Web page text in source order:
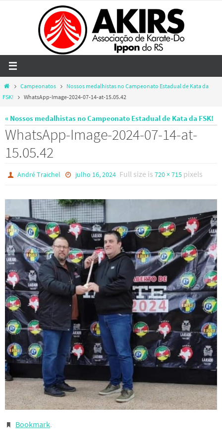
HomeCampeonatos
Nossos medalhistas no Campeonato Estadual de Kata da
FSK!
WhatsApp-Image-2024-07-14-at-15.05.42
« Nossos medalhistas no Campeonato Estadual de Kata da FSK!
WhatsApp-Image-2024-07-14-at-
15.05.42
André Traichel julho 16, 2024 Full size is 720 × 715pixels
Bookmark.